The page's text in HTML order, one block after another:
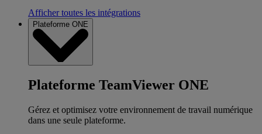
Afficher toutes les intégrations
Plateforme ONE
Plateforme TeamViewer ONE
Gérez et optimisez votre environnement de travail numérique
dans une seule plateforme.